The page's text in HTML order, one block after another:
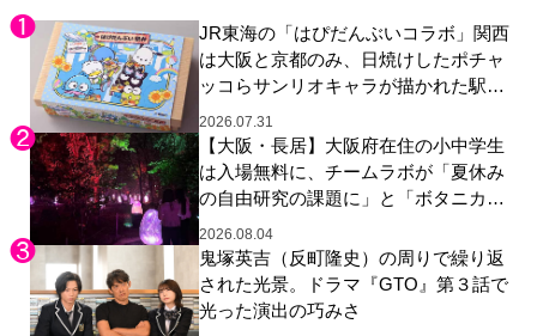
JR東海の「はぴだんぶいコラボ」関西
は大阪と京都のみ、日焼けしたポチャ
ッコらサンリオキャラが描かれた駅弁
やグッズが登場
2026.07.31
【大阪・長居】大阪府在住の小中学生
は入場無料に、チームラボが「夏休み
の自由研究の課題に」と「ボタニカル
ガーデン 大阪」へ招待
2026.08.04
鬼塚英吉（反町隆史）の周りで繰り返
された光景。ドラマ『GTO』第３話で
光った演出の巧みさ